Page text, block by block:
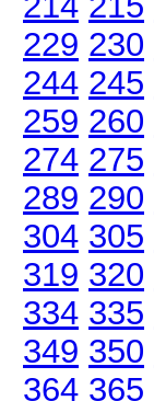
229 230
244 245
259 260
274 275
289 290
304 305
319 320
334 335
349 350
364 365